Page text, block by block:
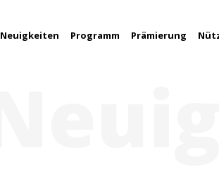
Neuigkeiten Programm Prämierung